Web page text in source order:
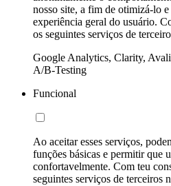
nosso site, a fim de otimizá-lo
experiência geral do usuário.
os seguintes serviços de
Google Analytics, Clarity,
A/B-Testing
Funcional
Ao aceitar esses serviços,
funções básicas e permitir que
confortavelmente. Com teu
seguintes serviços de terceiros